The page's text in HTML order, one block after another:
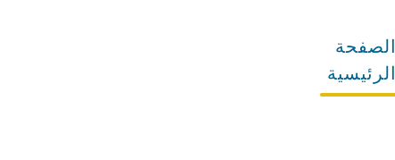
الصفحة
الرئيسية